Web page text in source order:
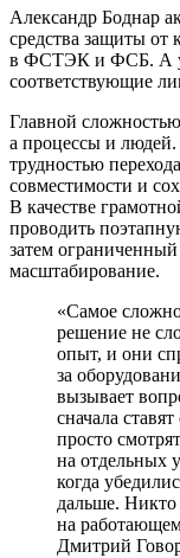
Александр Боднар
средства защиты от
в ФСТЭК и ФСБ. А у
соответствующие
Главной
а процессы и
трудностью
совместимости и
В качестве
проводить
затем
масштабирование.
«Самое
решение не
опыт, и они
за
вызывает
сначала
просто
на отдельных
когда
дальше. Никто
на
Дмитрий